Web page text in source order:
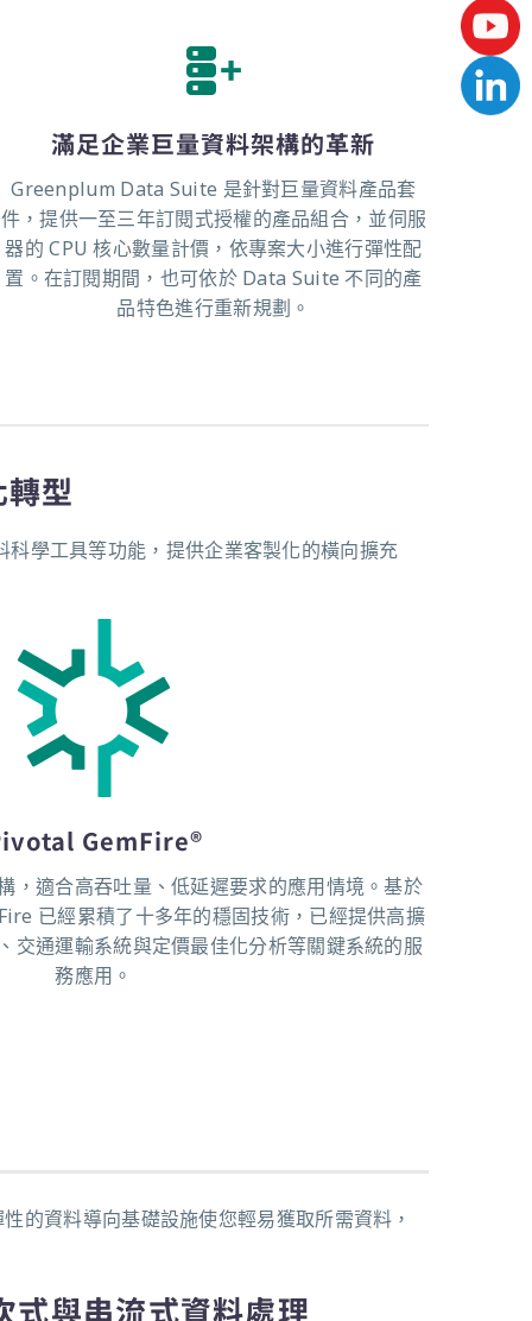
滿足企業巨量資料架構的革新
Greenplum Data Suite 是針對巨量資料產品套
件，提供一至三年訂閱式授權的產品組合，並伺服
器的 CPU 核心數量計價，依專案大小進行彈性配
置。在訂閱期間，也可依於 Data Suite 不同的產
品特色進行重新規劃。
型
學工具等功能，提供企業客製化的橫向擴充
GemFire®
，適合高吞吐量、低延遲要求的應用情境。基於
已經累積了十多年的穩固技術，已經提供高擴
交通運輸系統與定價最佳化分析等關鍵系統的服
務應用。
的資料導向基礎設施使您輕易獲取所需資料，
式與串流式資料處理